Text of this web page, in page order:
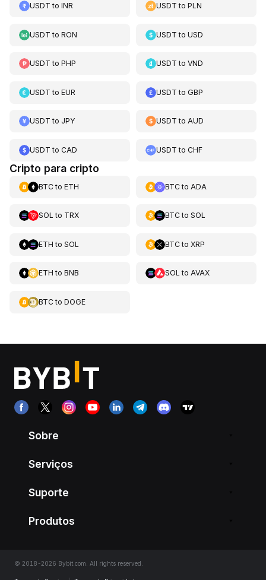
USDT to INR USDT toPLN
USDT to RON USDT toUSD
USDT to PHP USDT toVND
USDT to EUR USDT toGBP
USDT to JPY USDT toAUD
USDT to CAD USDT toCHF
Cripto para cripto
BTCto ETH BTCto ADA
SOL to TRX BTCto SOL
ETH to SOL BTCto XRP
ETH to BNB SOL to AVAX
BTCto DOGE
Sobre
Serviços
Suporte
Produtos
© 2018-2026 Bybit.com. All rights reserved.